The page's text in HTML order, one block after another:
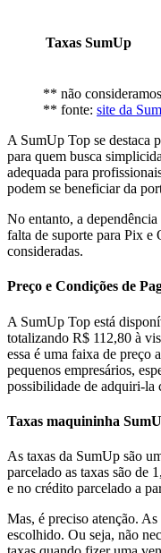
Taxas SumUp
** não
** fonte: site da
A SumUp Top se destaca
para quem busca
adequada para
podem se beneficiar da
No entanto, a
falta de suporte para Pix e
consideradas.
Preço e Condições de
A SumUp Top está
totalizando R$ 112,80 à
essa é uma faixa de preço
pequenos empresários,
possibilidade de adquiri-la
Taxas maquininha
As taxas da SumUp são
parcelado as taxas são de
e no crédito parcelado a
Mas, é preciso atenção.
escolhido. Ou seja, não